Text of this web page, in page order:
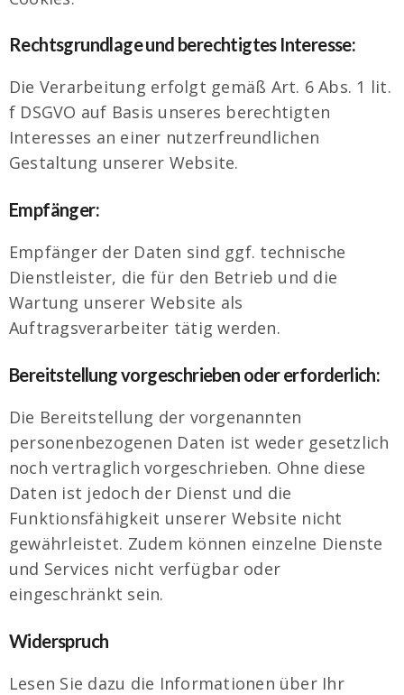
Rechtsgrundlage und berechtigtes Interesse:
Die Verarbeitung erfolgt gemäß Art. 6 Abs. 1 lit.
f DSGVO auf Basis unseres berechtigten
Interesses an einer nutzerfreundlichen
Gestaltung unserer Website.
Empfänger:
Empfänger der Daten sind ggf. technische
Dienstleister, die für den Betrieb und die
Wartung unserer Website als
Auftragsverarbeiter tätig werden.
Bereitstellung vorgeschrieben oder erforderlich:
Die Bereitstellung der vorgenannten
personenbezogenen Daten ist weder gesetzlich
noch vertraglich vorgeschrieben. Ohne diese
Daten ist jedoch der Dienst und die
Funktionsfähigkeit unserer Website nicht
gewährleistet. Zudem können einzelne Dienste
und Services nicht verfügbar oder
eingeschränkt sein.
Widerspruch
Lesen Sie dazu die Informationen über Ihr